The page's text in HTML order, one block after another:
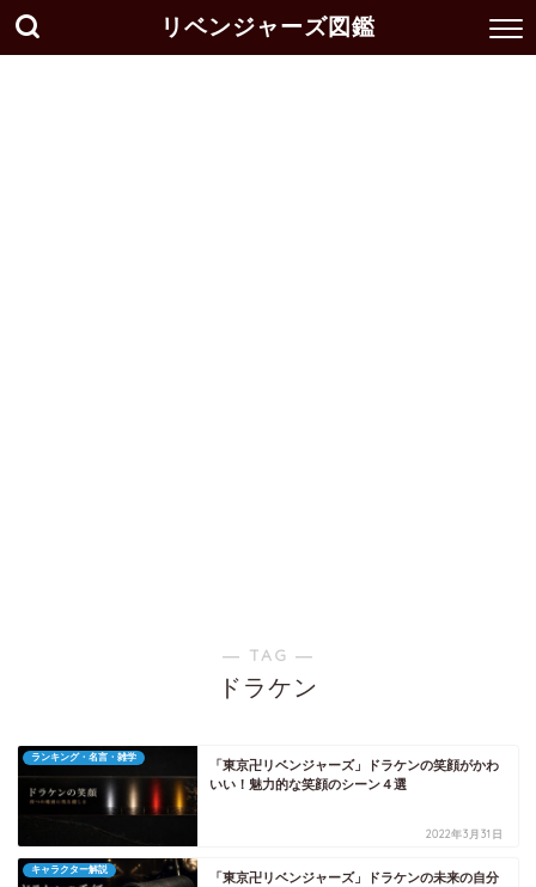
リベンジャーズ図鑑
― TAG ―
ドラケン
ランキング・名言・雑学
「東京卍リベンジャーズ」ドラケンの笑顔がかわ
いい！魅力的な笑顔のシーン４選
2022年3月31日
キャラクター解説
「東京卍リベンジャーズ」ドラケンの未来の自分